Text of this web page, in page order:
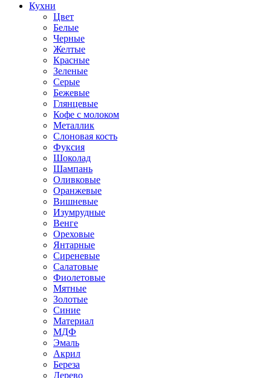
Кухни
Цвет
Белые
Черные
Желтые
Красные
Зеленые
Серые
Бежевые
Глянцевые
Кофе с молоком
Металлик
Слоновая кость
Фуксия
Шоколад
Шампань
Оливковые
Оранжевые
Вишневые
Изумрудные
Венге
Ореховые
Янтарные
Сиреневые
Салатовые
Фиолетовые
Мятные
Золотые
Синие
Материал
МДФ
Эмаль
Акрил
Береза
Дерево